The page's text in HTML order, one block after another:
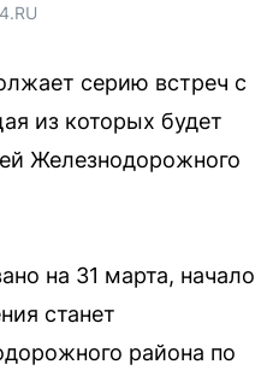
серию встреч с
из которых будет
Железнодорожного
на 31 марта, начало
станет
района по